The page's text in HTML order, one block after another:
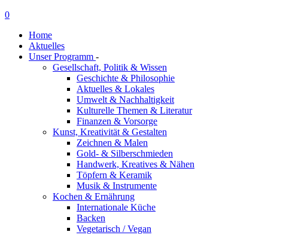
0
Home
Aktuelles
Unser Programm -
Gesellschaft, Politik & Wissen
Geschichte & Philosophie
Aktuelles & Lokales
Umwelt & Nachhaltigkeit
Kulturelle Themen & Literatur
Finanzen & Vorsorge
Kunst, Kreativität & Gestalten
Zeichnen & Malen
Gold- & Silberschmieden
Handwerk, Kreatives & Nähen
Töpfern & Keramik
Musik & Instrumente
Kochen & Ernährung
Internationale Küche
Backen
Vegetarisch / Vegan